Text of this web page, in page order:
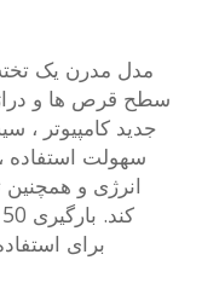
مدل مدرن یک
سطح قرص ها و
جدید کامپیوتر
سهولت استفاده
انرژی و
برای